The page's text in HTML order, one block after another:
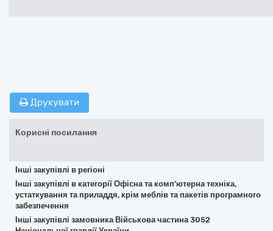
Друкувати
Корисні посилання
Інші закупівлі в регіоні
Інші закупівлі в категорії Офісна та комп’ютерна техніка,
устаткування та приладдя, крім меблів та пакетів програмного
забезпечення
Інші закупівлі замовника Військова частина 3052